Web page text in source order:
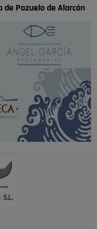
de Pozuelo de Alarcón